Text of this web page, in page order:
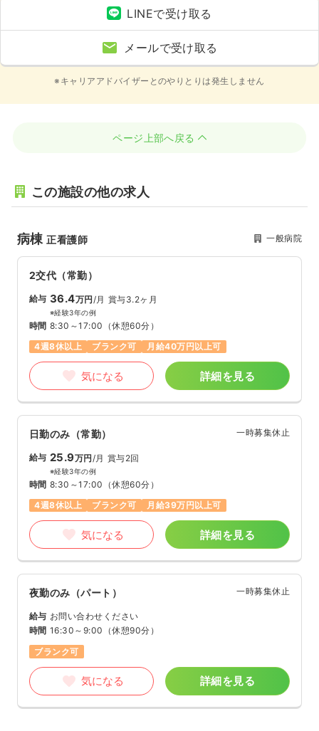
LINEで受け取る
メールで受け取る
※キャリアアドバイザーとのやりとりは発生しません
ページ上部へ戻る
この施設の他の求人
病棟正看護師 一般病院
2交代（常勤）
給与 36.4万円 /月 賞与3.2ヶ月
※経験3年の例
時間 8:30～17:00 （休憩60分）
4週8休以上
ブランク可 月給40万円以上可
気になる 詳細を見る
日勤のみ（常勤） 一時募集休止
給与 25.9万円/月 賞与2回
※経験3年の例
時間 8:30～17:00 （休憩60分）
4週8休以上
ブランク可 月給39万円以上可
気になる 詳細を見る
夜勤のみ（パート） 一時募集休止
給与 お問い合わせください
時間 16:30～9:00 （休憩90分）
ブランク可
気になる 詳細を見る